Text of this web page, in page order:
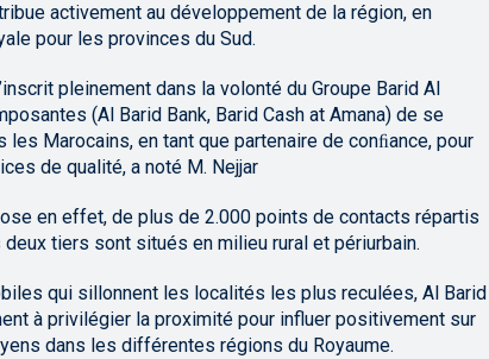
activement au développement de la région, en
pour les provinces du Sud.
pleinement dans la volonté du Groupe Barid Al
(Al Barid Bank, Barid Cash at Amana) de se
Marocains, en tant que partenaire de conﬁance, pour
de qualité, a noté M. Nejjar
en effet, de plus de 2.000 points de contacts répartis
tiers sont situés en milieu rural et périurbain.
qui sillonnent les localités les plus reculées, Al Barid
à privilégier la proximité pour influer positivement sur
dans les différentes régions du Royaume.